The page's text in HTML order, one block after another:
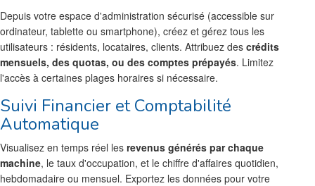
Depuis votre espace d'administration sécurisé (accessible sur
ordinateur, tablette ou smartphone), créez et gérez tous les
utilisateurs : résidents, locataires, clients. Attribuez des crédits
mensuels, des quotas, ou des comptes prépayés. Limitez
l'accès à certaines plages horaires si nécessaire.
Suivi Financier et Comptabilité
Automatique
Visualisez en temps réel les revenus générés par chaque
machine, le taux d'occupation, et le chiffre d'affaires quotidien,
hebdomadaire ou mensuel. Exportez les données pour votre